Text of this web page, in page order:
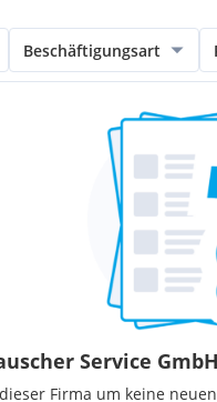
Beschäftigungsart
Service
Firma um keine